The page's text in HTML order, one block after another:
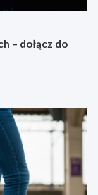
– dołącz do